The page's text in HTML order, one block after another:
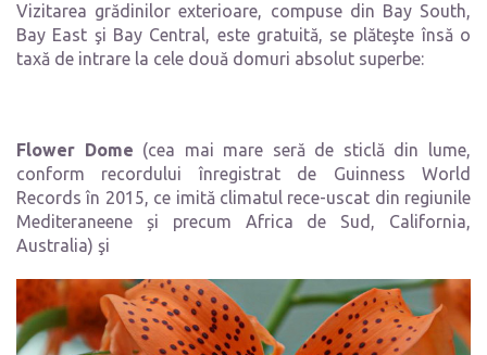
Vizitarea grădinilor exterioare, compuse din Bay South,
Bay East şi Bay Central, este gratuită, se plăteşte însă o
taxă de intrare la cele două domuri absolut superbe:
Flower Dome (cea mai mare seră de sticlă din lume,
conform recordului înregistrat de Guinness World
Records în 2015, ce imită climatul rece-uscat din regiunile
Mediteraneene și precum Africa de Sud, California,
Australia) şi